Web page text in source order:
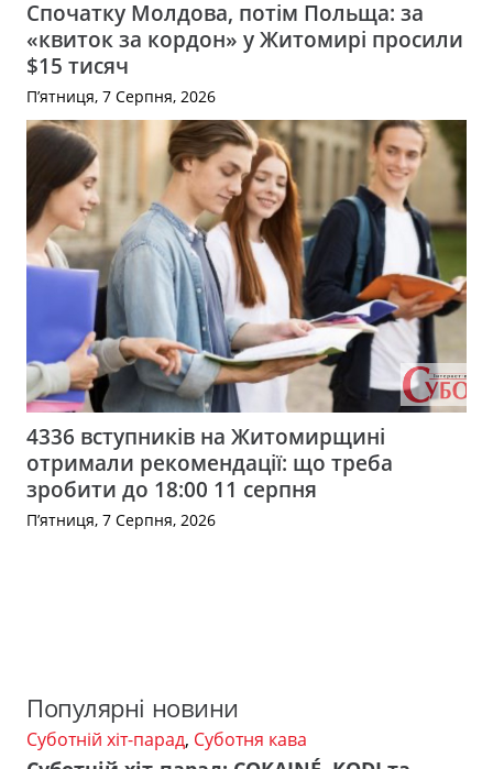
Спочатку Молдова, потім Польща: за
«квиток за кордон» у Житомирі просили
$15 тисяч
П’ятниця, 7 Серпня, 2026
4336 вступників на Житомирщині
отримали рекомендації: що треба
зробити до 18:00 11 серпня
П’ятниця, 7 Серпня, 2026
Популярні новини
Суботній хіт-парад, Суботня кава